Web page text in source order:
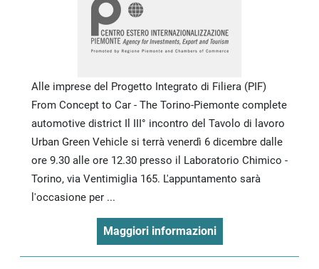
Alle imprese del Progetto Integrato di Filiera (PIF)
From Concept to Car - The Torino-Piemonte complete
automotive district Il III° incontro del Tavolo di lavoro
Urban Green Vehicle si terrà venerdì 6 dicembre dalle
ore 9.30 alle ore 12.30 presso il Laboratorio Chimico -
Torino, via Ventimiglia 165. L'appuntamento sarà
l'occasione per ...
Maggiori informazioni